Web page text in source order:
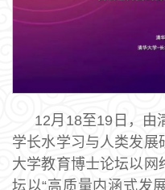
12月18至19日，由
学长水学习与人类发展
大学教育博士论坛以网
坛以“高质量内涵式发